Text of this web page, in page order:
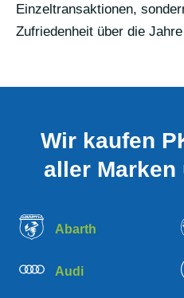
Einzeltransaktionen,
Zufriedenheit über die
Wir kaufen
aller Marken
Abarth
Audi